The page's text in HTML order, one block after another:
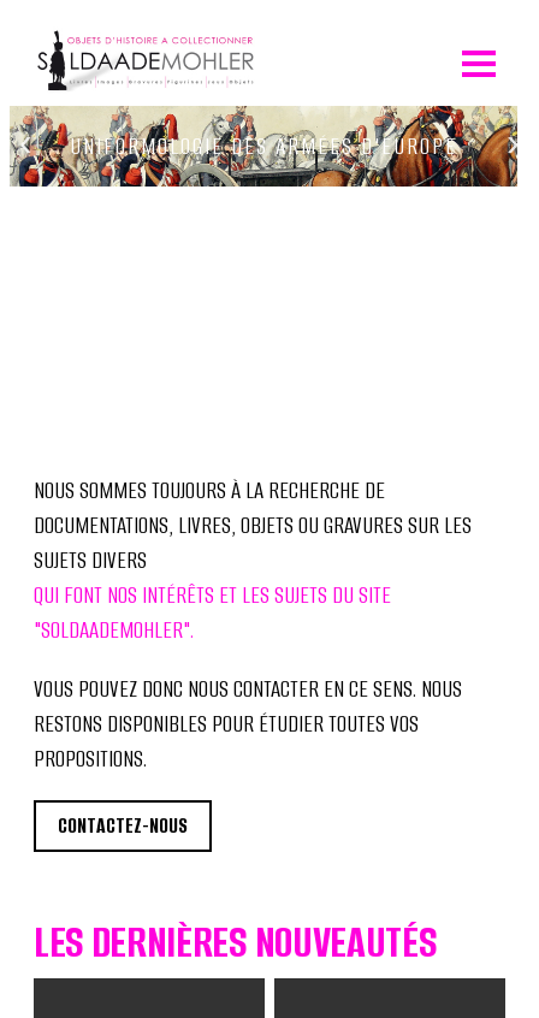
content
UNIFORMOLOGIE DES ARMÉES D'EUROPE
‹ ›
NOUS SOMMES TOUJOURS À LA RECHERCHE DE
DOCUMENTATIONS, LIVRES, OBJETS OU GRAVURES SUR LES
SUJETS DIVERS
QUI FONT NOS INTÉRÊTS ET LES SUJETS DU SITE
"SOLDAADEMOHLER".
VOUS POUVEZ DONC NOUS CONTACTER EN CE SENS. NOUS
RESTONS DISPONIBLES POUR ÉTUDIER TOUTES VOS
PROPOSITIONS.
CONTACTEZ-NOUS
LES DERNIÈRES NOUVEAUTÉS